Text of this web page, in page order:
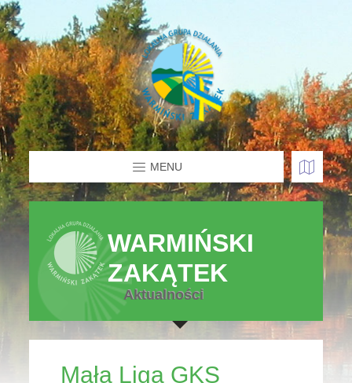
MENU
WARMIŃSKI
ZAKĄTEK
Aktualności
Mała Liga GKS